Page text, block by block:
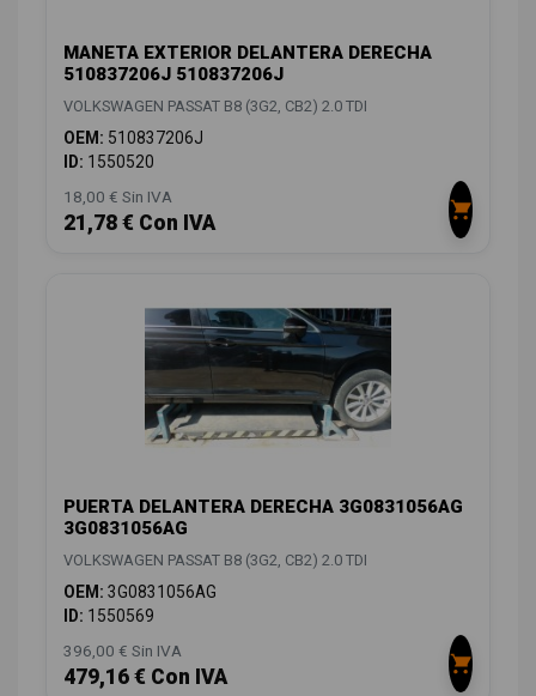
MANETA EXTERIOR DELANTERA DERECHA
510837206J 510837206J
VOLKSWAGEN PASSAT B8 (3G2, CB2) 2.0 TDI
OEM: 510837206J
ID: 1550520
18,00 € Sin IVA
21,78 € Con IVA
PUERTA DELANTERA DERECHA 3G0831056AG
3G0831056AG
VOLKSWAGEN PASSAT B8 (3G2, CB2) 2.0 TDI
OEM: 3G0831056AG
ID: 1550569
396,00 € Sin IVA
479,16 € Con IVA